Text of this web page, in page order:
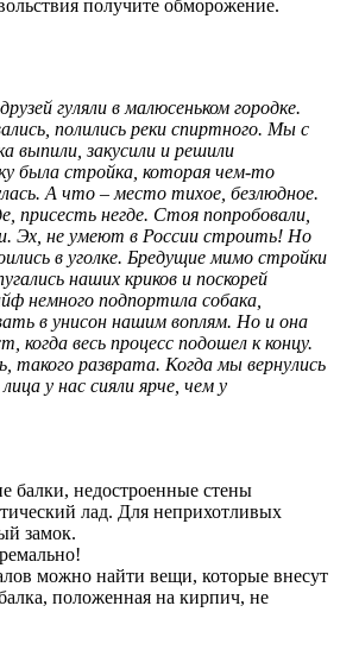
получите обморожение.
гуляли в малюсеньком городке.
полились реки спиртного. Мы с
выпили, закусили и решили
была стройка, которая чем-то
А что – место тихое, безлюдное.
присесть негде. Стоя попробовали,
Эх, не умеют в России строить! Но
в уголке. Бредущие мимо стройки
наших криков и поскорей
немного подпортила собака,
в унисон нашим воплям. Но и она
когда весь процесс подошел к концу.
такого разврата. Когда мы вернулись
у нас сияли ярче, чем у
балки, недостроенные стены
лад. Для неприхотливых
замок.
можно найти вещи, которые внесут
положенная на кирпич, не